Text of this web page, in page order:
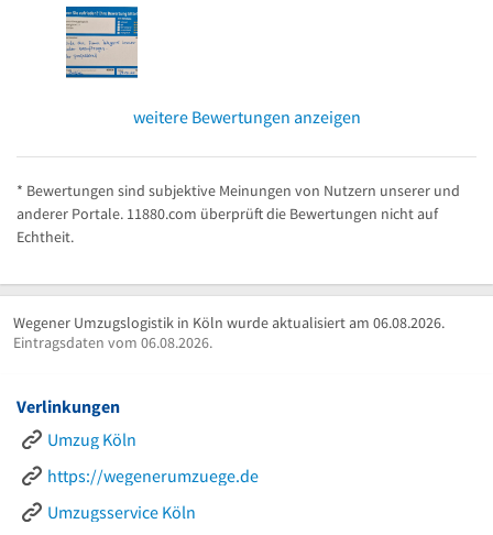
weitere Bewertungen anzeigen
* Bewertungen sind subjektive Meinungen von Nutzern unserer und
anderer Portale. 11880.com überprüft die Bewertungen nicht auf
Echtheit.
Wegener Umzugslogistik in Köln wurde aktualisiert am 06.08.2026.
Eintragsdaten vom 06.08.2026.
Verlinkungen
Umzug Köln
https://wegenerumzuege.de
Umzugsservice Köln